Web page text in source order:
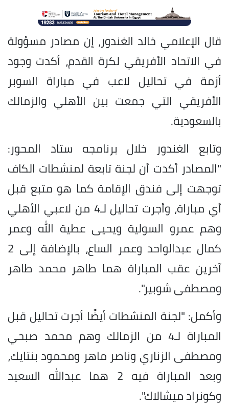
قال الإعلامي خالد الغندور، إن مصادر مسؤولة
في الاتحاد الأفريقي لكرة القدم، أكدت وجود
أزمة في تحاليل لاعب في مباراة السوبر
الأفريقي التي جمعت بين الأهلي والزمالك
بالسعودية.
وتابع الغندور خلال برنامجه ستاد المحور:
"المصادر أكدت أن لجنة تابعة لمنشطات الكاف
توجهت إلى فندق الإقامة كما هو متبع قبل
أي مباراة، وأجرت تحاليل لـ4 من لاعبي الأهلي
وهم عمرو السولية ويحيى عطية الله وعمر
كمال عبدالواحد وعمر الساع، بالإضافة إلى 2
آخرين عقب المباراة هما طاهر محمد طاهر
ومصطفى شوبير".
وأكمل: "لجنة المنشطات أيضًا أجرت تحاليل قبل
المباراة لـ4 من الزمالك وهم محمد صبحي
ومصطفى الزناري وناصر ماهر ومحمود بنتايك،
وبعد المباراة فيه 2 هما عبدالله السعيد
وكونراد ميشالاك".